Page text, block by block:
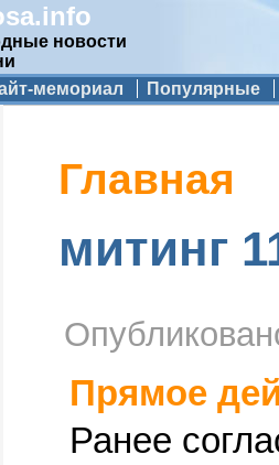
новости
меню
мемориал Популярные
Вы здесь
Главная
митинг
Прямое
Ранее